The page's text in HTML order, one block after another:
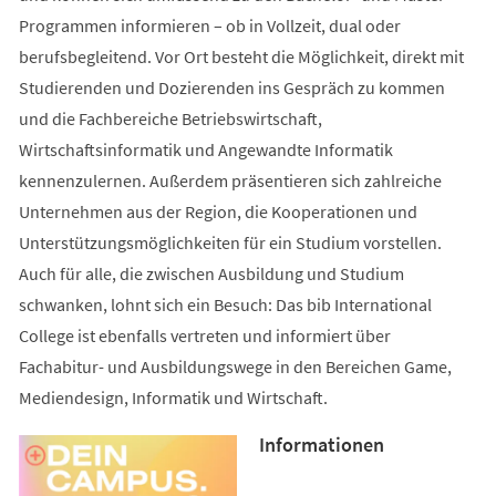
Programmen informieren – ob in Vollzeit, dual oder
berufsbegleitend. Vor Ort besteht die Möglichkeit, direkt mit
Studierenden und Dozierenden ins Gespräch zu kommen
und die Fachbereiche Betriebswirtschaft,
Wirtschaftsinformatik und Angewandte Informatik
kennenzulernen. Außerdem präsentieren sich zahlreiche
Unternehmen aus der Region, die Kooperationen und
Unterstützungsmöglichkeiten für ein Studium vorstellen.
Auch für alle, die zwischen Ausbildung und Studium
schwanken, lohnt sich ein Besuch: Das bib International
College ist ebenfalls vertreten und informiert über
Fachabitur- und Ausbildungswege in den Bereichen Game,
Mediendesign, Informatik und Wirtschaft.
Informationen